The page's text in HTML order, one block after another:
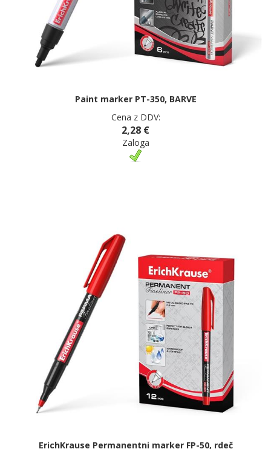
Paint marker PT-350, BARVE
Cena z DDV:
2,28 €
Zaloga
ErichKrause Permanentni marker FP-50, rdeč